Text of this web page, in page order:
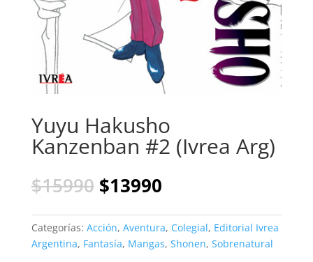
Yuyu Hakusho
Kanzenban #2 (Ivrea Arg)
$15990 El
precio
original
era:
$15990.
$13990El
actual
es:
$13990.
Categorías: Acción, Aventura, Colegial, Editorial Ivrea
Argentina, Fantasía, Mangas, Shonen, Sobrenatural